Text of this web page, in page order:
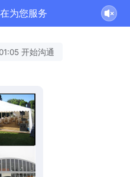
为您服务
开始沟通